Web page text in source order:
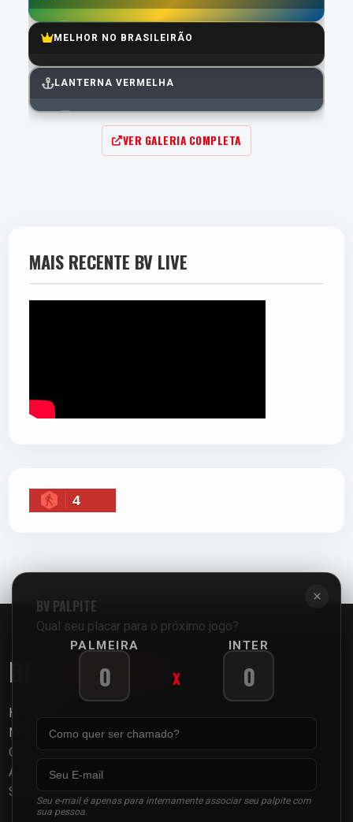
Média: 6.7
GUILLERMO MARIPÁN
MELHOR NO BRASILEIRÃO
MATHEUS CUNHA
LANTERNA VERMELHA
RAFAEL BORRÉ
Média: 4.0
VER GALERIA COMPLETA
MAIS RECENTE BV LIVE
4
BLOG VERMELHO
Home
Notas
O portal independente feito de torcedor para torcedor.
Acompanhe as últimas notícias, análises e a paixão pelo
Sport Club Internacional.
×
BV PALPITE
Qual seu placar para o próximo jogo?
PALMEIRA
X
INTER
Seu e-mail é apenas para internamente associar seu palpite com
sua pessoa.